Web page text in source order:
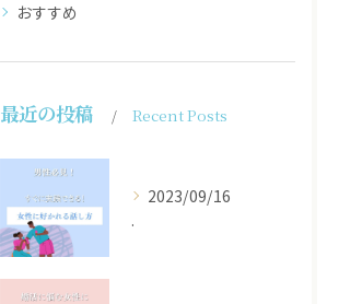
おすすめ
最近の投稿 Recent Posts
2023/09/16
.